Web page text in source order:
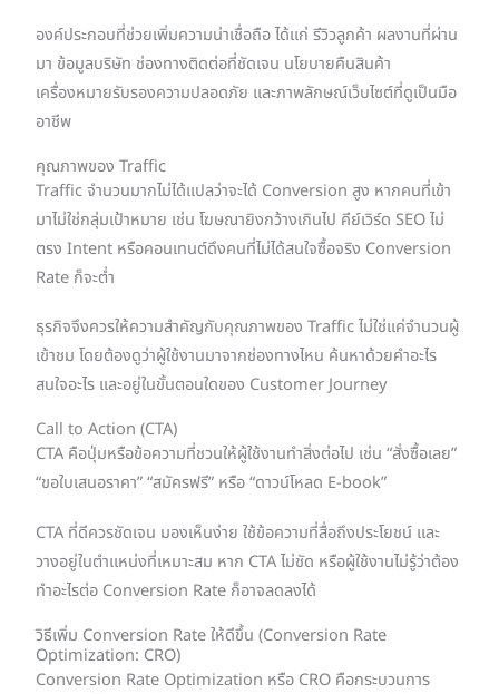
องค์ประกอบที่ช่วยเพิ่มความน่าเชื่อถือ ได้แก่ รีวิวลูกค้า ผลงานที่ผ่าน
มา ข้อมูลบริษัท ช่องทางติดต่อที่ชัดเจน นโยบายคืนสินค้า
เครื่องหมายรับรองความปลอดภัย และภาพลักษณ์เว็บไซต์ที่ดูเป็นมือ
อาชีพ
คุณภาพของ Traffic
Traffic จำนวนมากไม่ได้แปลว่าจะได้ Conversion สูง หากคนที่เข้า
มาไม่ใช่กลุ่มเป้าหมาย เช่น โฆษณายิงกว้างเกินไป คีย์เวิร์ด SEO ไม่
ตรง Intent หรือคอนเทนต์ดึงคนที่ไม่ได้สนใจซื้อจริง Conversion
Rate ก็จะต่ำ
ธุรกิจจึงควรให้ความสำคัญกับคุณภาพของ Traffic ไม่ใช่แค่จำนวนผู้
เข้าชม โดยต้องดูว่าผู้ใช้งานมาจากช่องทางไหน ค้นหาด้วยคำอะไร
สนใจอะไร และอยู่ในขั้นตอนใดของ Customer Journey
Call to Action (CTA)
CTA คือปุ่มหรือข้อความที่ชวนให้ผู้ใช้งานทำสิ่งต่อไป เช่น “สั่งซื้อเลย”
“ขอใบเสนอราคา” “สมัครฟรี” หรือ “ดาวน์โหลด E-book”
CTA ที่ดีควรชัดเจน มองเห็นง่าย ใช้ข้อความที่สื่อถึงประโยชน์ และ
วางอยู่ในตำแหน่งที่เหมาะสม หาก CTA ไม่ชัด หรือผู้ใช้งานไม่รู้ว่าต้อง
ทำอะไรต่อ Conversion Rate ก็อาจลดลงได้
วิธีเพิ่ม Conversion Rate ให้ดีขึ้น (Conversion Rate
Optimization: CRO)
Conversion Rate Optimization หรือ CRO คือกระบวนการ